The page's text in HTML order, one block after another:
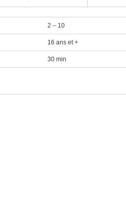
2 – 10
16 ans et +
30 min